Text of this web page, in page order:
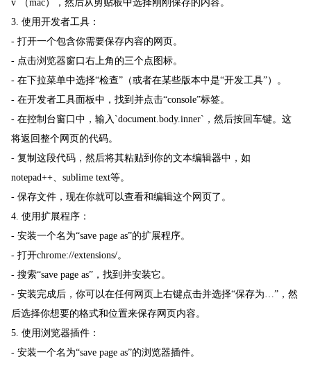
v`（mac），然后从剪贴板中选择刚刚保存的内容。
3. 使用开发者工具：
- 打开一个包含你需要保存内容的网页。
- 点击浏览器窗口右上角的三个点图标。
- 在下拉菜单中选择“检查”（或者在某些版本中是“开发工具”）。
- 在开发者工具面板中，找到并点击“console”标签。
- 在控制台窗口中，输入`document.body.inner`，然后按回车键。这
将返回整个网页的代码。
- 复制这段代码，然后将其粘贴到你的文本编辑器中，如
notepad++、sublime text等。
- 保存文件，现在你就可以查看和编辑这个网页了。
4. 使用扩展程序：
- 安装一个名为“save page as”的扩展程序。
- 打开chrome://extensions/。
- 搜索“save page as”，找到并安装它。
- 安装完成后，你可以在任何网页上右键点击并选择“保存为…”，然
后选择你想要的格式和位置来保存网页内容。
5. 使用浏览器插件：
- 安装一个名为“save page as”的浏览器插件。